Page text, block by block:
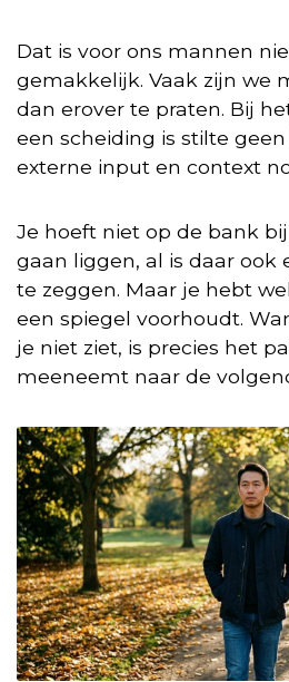
Dat is voor ons mannen
gemakkelijk. Vaak zijn we
dan erover te praten. Bij
een scheiding is stilte
externe input en context
Je hoeft niet op de bank
gaan liggen, al is daar ook
te zeggen. Maar je hebt
een spiegel voorhoudt.
je niet ziet, is precies het
meeneemt naar de